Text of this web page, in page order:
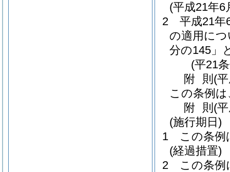
(平成21年
2
平成21年
の適用に
分の145」
(平21
附 則 (
この条例
附 則 (
(施行期日)
1
この条例
(経過措置)
2
この条例